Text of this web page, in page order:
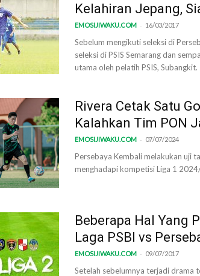
Kelahiran Jepang,
EMOSIJIWAKU.COM - 16/03/2017
Sebelum mengikuti seleksi di
seleksi di PSIS Semarang dan
utama oleh pelatih PSIS, Subangkit.
Rivera Cetak Satu
Kalahkan Tim PON
EMOSIJIWAKU.COM - 07/07/2024
Persebaya Kembali melakukan uji
menghadapi kompetisi Liga 1
Beberapa Hal Yang
Laga PSBI vs
EMOSIJIWAKU.COM - 09/07/2017
Setelah sebelumnya terjadi drama